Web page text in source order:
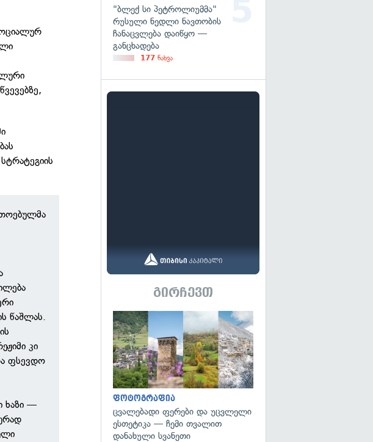
წაშლას.
კი
ფსევდო
ხაზი —
"ბლექ სი პეტროლიუმმა"
რუსული ნედლი ნავთობის
ჩანაცვლება დაიწყო —
განცხადება
177 ნახვა
გირჩევთ
ფოტოგრაფია
ცვალებადი ფერები და უცვლელი
ესთეტიკა — ჩემი თვალით
დანახული სვანეთი